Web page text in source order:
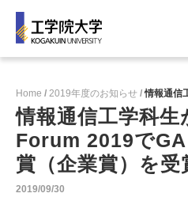
工学院大学について
学部・大学院
学生生活
Home 2019年度のお知らせ 情報通信工学科生
情報通信工学科生
Forum 2019で
賞（企業賞）を受
2019/09/30